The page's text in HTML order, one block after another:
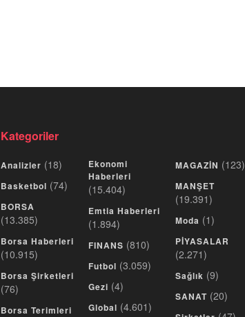
Kategoriler
Analizler (18)
Basketbol (74)
BORSA
(13.385)
Borsa Haberleri
(10.915)
Borsa Şirketleri
(76)
Borsa Terimleri
Ekonomi
Haberleri
(15.404)
Emtia Haberleri
(1.894)
FINANS (810)
Futbol (3.059)
Gezi (4)
Global (4.601)
MAGAZİN (123)
MANŞET
(19.391)
Moda (1)
PİYASALAR
(2.271)
Sağlık (9)
SANAT (20)